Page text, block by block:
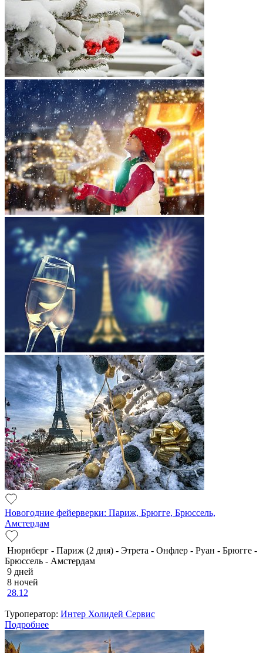
Новогодние фейерверки: Париж, Брюгге, Брюссель,
Амстердам
Нюрнберг - Париж (2 дня) - Этрета - Онфлер - Руан - Брюгге -
Брюссель - Амстердам
9 дней
8 ночей
28.12
Туроператор: Интер Холидей Сервис
Подробнее